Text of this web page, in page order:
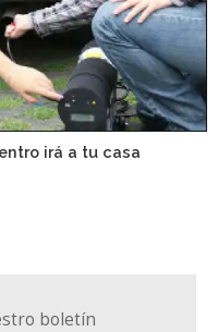
irá a tu casa
boletín